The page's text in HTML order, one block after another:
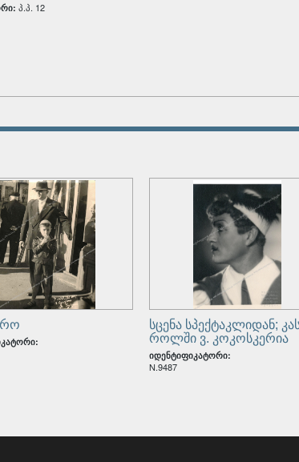
პ.პ. 12
პ.პ. 31
სცენა სპექტაკლიდან;
როლში ვ. კოკოსკერია
იდენტიფიკატორი:
N.9487